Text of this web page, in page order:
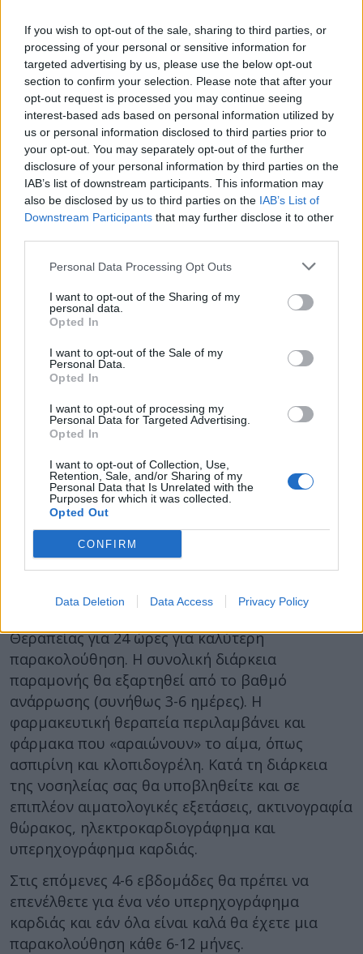
If you wish to opt-out of the sale, sharing to third parties, or
processing of your personal or sensitive information for
targeted advertising by us, please use the below opt-out
section to confirm your selection. Please note that after your
opt-out request is processed you may continue seeing
interest-based ads based on personal information utilized by
us or personal information disclosed to third parties prior to
your opt-out. You may separately opt-out of the further
disclosure of your personal information by third parties on the
IAB’s list of downstream participants. This information may
also be disclosed by us to third parties on the IAB’s List of
Downstream Participants that may further disclose it to other
Personal Data Processing Opt Outs
I want to opt-out of the Sharing of my
personal data.
Opted In
I want to opt-out of the Sale of my
Personal Data.
Opted In
I want to opt-out of processing my
Personal Data for Targeted Advertising.
Opted In
I want to opt-out of Collection, Use,
Retention, Sale, and/or Sharing of my
Personal Data that Is Unrelated with the
Purposes for which it was collected.
Opted Out
CONFIRM
Data Deletion Data Access Privacy Policy
Με βάση τα μέχρι στιγμής δεδομένα μελετών
(2014), η μέγιστη συχνότητα των πιο συχνών
σοβαρών κίνδυνων τον πρώτο μήνα μετά τη
επέμβαση είναι:
Σοβαρή αγγειακή επιπλοκή (8%)
Αλλεργική αντίδραση (Σπάνια)
Λοίμωξη (Σπάνια)
Αιμορραγία ή μετάγγιση αίματος (28%)
Τοποθέτηση μόνιμου βηματοδότη (20%)
Οξεία νεφρική ανεπάρκεια (6%)
Επείγουσα χειρουργική αντιμετώπιση (6%)
Αγγειακό εγκεφαλικό επεισόδιο (3%)
Έμφραγμα μυοκαρδίου (2%)
Καρδιογενές shock (2%)
Θάνατος (3%)
Ανάρρωση
Μετά την επέμβαση θα παραμείνετε στο
νοσοκομείο για λίγες ημέρες. Η αρχική
Θεραπείας για 24 ώρες για καλύτερη
παρακολούθηση. Η συνολική διάρκεια
παραμονής θα εξαρτηθεί από το βαθμό
ανάρρωσης (συνήθως 3-6 ημέρες). Η
φαρμακευτική θεραπεία περιλαμβάνει και
φάρμακα που «αραιώνουν» το αίμα, όπως
ασπιρίνη και κλοπιδογρέλη. Κατά τη διάρκεια
της νοσηλείας σας θα υποβληθείτε και σε
επιπλέον αιματολογικές εξετάσεις, ακτινογραφία
θώρακος, ηλεκτροκαρδιογράφημα και
υπερηχογράφημα καρδιάς.
Στις επόμενες 4-6 εβδομάδες θα πρέπει να
επενέλθετε για ένα νέο υπερηχογράφημα
καρδιάς και εάν όλα είναι καλά θα έχετε μια
παρακολούθηση κάθε 6-12 μήνες.